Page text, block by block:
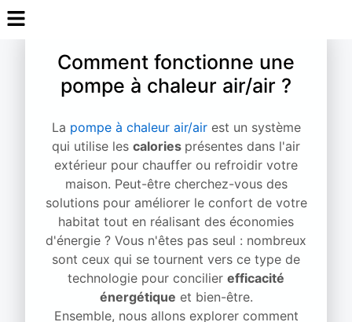
Comment fonctionne une
pompe à chaleur air/air ?
La pompe à chaleur air/airest un système
qui utilise les calories présentes dans l'air
extérieur pour chauffer ou refroidir votre
maison. Peut-être cherchez-vous des
solutions pour améliorer le confort de votre
habitat tout en réalisant des économies
d'énergie ? Vous n'êtes pas seul : nombreux
sont ceux qui se tournent vers ce type de
technologie pour concilier efficacité
énergétique et bien-être.
Ensemble, nous allons explorer comment